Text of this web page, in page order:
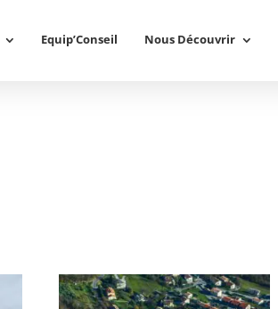
Equip’Conseil Nous Découvrir